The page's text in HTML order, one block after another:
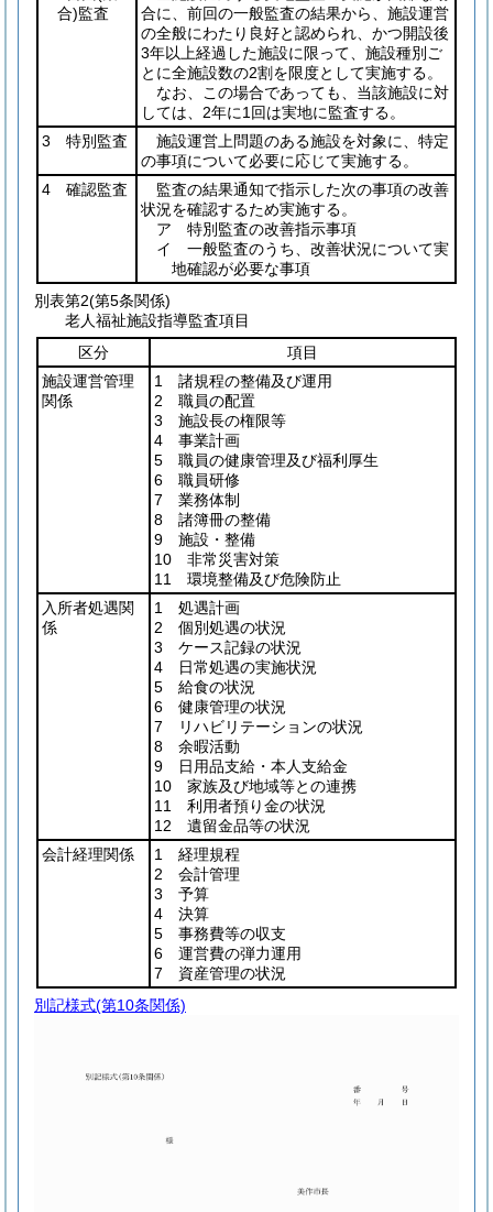
合)監査
合に、前回の一般監査の結果から、施設運営
の全般にわたり良好と認められ、かつ開設後
3年以上経過した施設に限って、施設種別ご
とに全施設数の2割を限度として実施する。
なお、この場合であっても、当該施設に対
しては、2年に1回は実地に監査する。
3 特別監査
施設運営上問題のある施設を対象に、特定
の事項について必要に応じて実施する。
4 確認監査
監査の結果通知で指示した次の事項の改善
状況を確認するため実施する。
ア 特別監査の改善指示事項
イ 一般監査のうち、改善状況について実
地確認が必要な事項
別表第2(第5条関係)
老人福祉施設指導監査項目
区分
項目
施設運営管理
関係
1 諸規程の整備及び運用
2 職員の配置
3 施設長の権限等
4 事業計画
5 職員の健康管理及び福利厚生
6 職員研修
7 業務体制
8 諸簿冊の整備
9 施設・整備
10 非常災害対策
11 環境整備及び危険防止
入所者処遇関
係
1 処遇計画
2 個別処遇の状況
3 ケース記録の状況
4 日常処遇の実施状況
5 給食の状況
6 健康管理の状況
7 リハビリテーションの状況
8 余暇活動
9 日用品支給・本人支給金
10 家族及び地域等との連携
11 利用者預り金の状況
12 遺留金品等の状況
会計経理関係
1 経理規程
2 会計管理
3 予算
4 決算
5 事務費等の収支
6 運営費の弾力運用
7 資産管理の状況
別記様式(第10条関係)